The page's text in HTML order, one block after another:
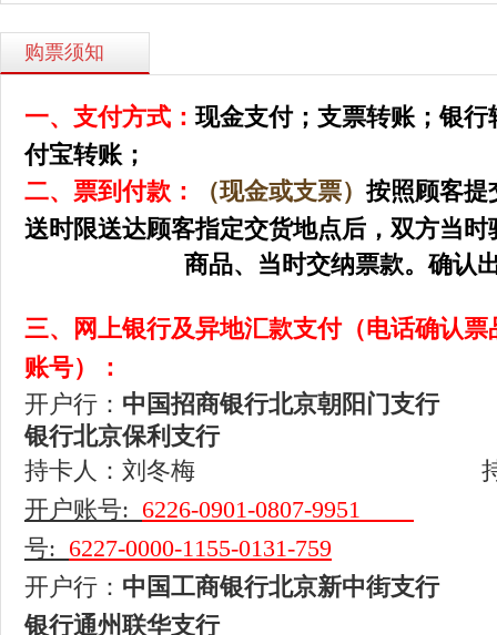
购票须知
一、支付方式：现金支付； 支票转账；银行
付宝转账；
二、票到付款：
（现金或支票） 按照顾客提
送时限送达顾客指定交货地点后，双方当时
商品、当时交纳票款。确认出票
三、网上银行及异地汇款支付（电话确认
账号）：
开户行： 中国招商银行北京朝阳
银行北京保利支行
持卡人：刘冬梅
开户账号: 6226-0901-0807-9951
号: 6227-0000-1155-0131-759
开户行： 中国工商银行北京新中
银行通州联华支行